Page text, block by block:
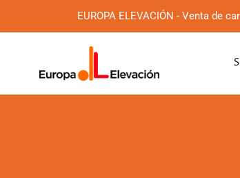
EUROPA ELEVACIÓN - Venta de